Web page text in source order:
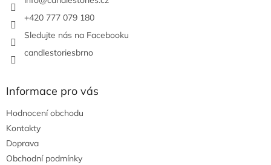
+420 777 079 180
Sledujte nás na Facebooku
candlestoriesbrno
Informace pro vás
Hodnocení obchodu
Kontakty
Doprava
Obchodní podmínky